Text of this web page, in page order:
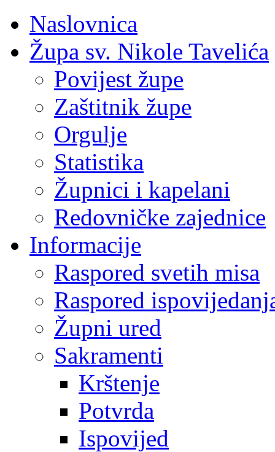
Naslovnica
Župa sv. Nikole Tavelića
Povijest župe
Zaštitnik župe
Orgulje
Statistika
Župnici i kapelani
Redovničke zajednice
Informacije
Raspored svetih misa
Raspored
Župni ured
Sakramenti
Krštenje
Potvrda
Ispovijed